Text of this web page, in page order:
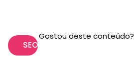
SEO
Gostou deste